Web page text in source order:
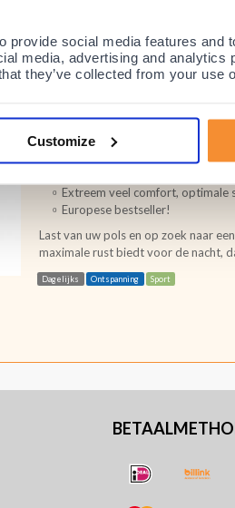
provide social media features and
media, advertising and analytics
they’ve collected from your use
Customize
ONS MEDISCH TEAM
Novamed Lichtgewicht Polsbrace
Dagelijks Ontspanning Sport
Ideaal voor alle middelzware
Spalk is gevormd naar de hand
Extreem veel comfort, optimale
Europese bestseller!
Last van uw pols en op zoek naar
maximale rust biedt voor de nacht,